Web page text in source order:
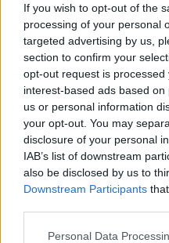
If you wish to opt-out of the
processing of your personal
targeted advertising by us,
section to confirm your
opt-out request is
interest-based ads based
us or personal information
your opt-out. You may
disclosure of your personal
IAB’s list of downstream
also be disclosed by us to
Downstream Participants
Please note that this
Personal Data